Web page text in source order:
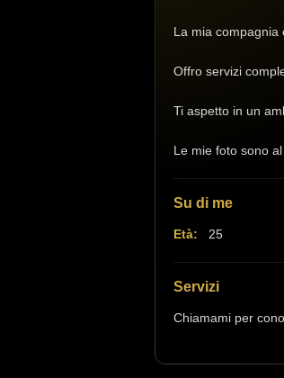
La mia
Offro servizi
Ti aspetto in un
Le mie foto sono
Su di me
Età: 25
Servizi
Chiamami per